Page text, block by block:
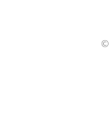
©